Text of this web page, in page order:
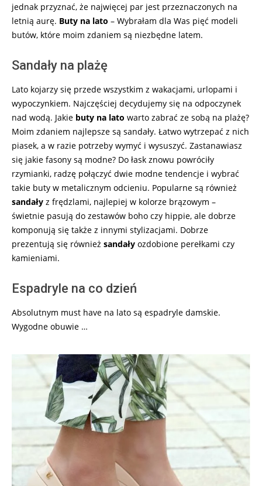
jednak przyznać, że najwięcej par jest przeznaczonych na
letnią aurę. Buty na lato – Wybrałam dla Was pięć modeli
butów, które moim zdaniem są niezbędne latem.
Sandały na plażę
Lato kojarzy się przede wszystkim z wakacjami, urlopami i
wypoczynkiem. Najczęściej decydujemy się na odpoczynek
nad wodą. Jakie buty na lato warto zabrać ze sobą na plażę?
Moim zdaniem najlepsze są sandały. Łatwo wytrzepać z nich
piasek, a w razie potrzeby wymyć i wysuszyć. Zastanawiasz
się jakie fasony są modne? Do łask znowu powróciły
rzymianki, radzę połączyć dwie modne tendencje i wybrać
takie buty w metalicznym odcieniu. Popularne są również
sandały z frędzlami, najlepiej w kolorze brązowym –
świetnie pasują do zestawów boho czy hippie, ale dobrze
komponują się także z innymi stylizacjami. Dobrze
prezentują się również sandały ozdobione perełkami czy
kamieniami.
Espadryle na co dzień
Absolutnym must have na lato są espadryle damskie.
Wygodne obuwie …